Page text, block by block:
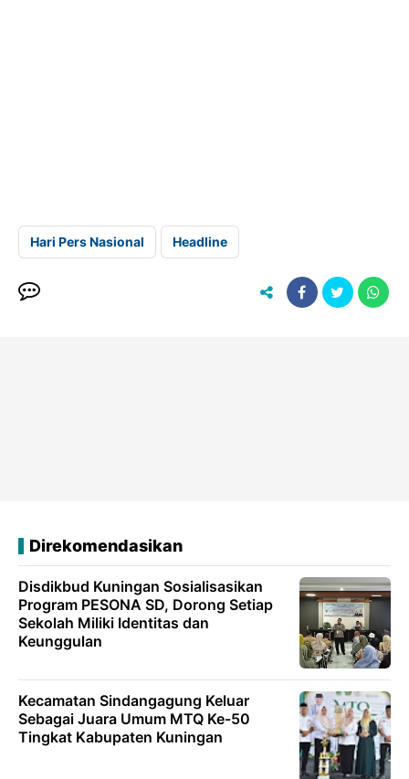
Hari Pers Nasional Headline
Direkomendasikan
Disdikbud Kuningan Sosialisasikan
Program PESONA SD, Dorong Setiap
Sekolah Miliki Identitas dan
Keunggulan
Kecamatan Sindangagung Keluar
Sebagai Juara Umum MTQ Ke-50
Tingkat Kabupaten Kuningan